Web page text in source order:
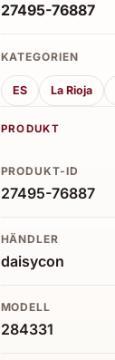
27495-76887
KATEGORIEN
ES La Rioja
PRODUKT
PRODUKT-ID
27495-76887
HÄNDLER
daisycon
MODELL
284331